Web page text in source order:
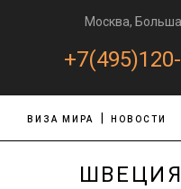
Москва,
ВИЗА МИРА НОВОСТИ